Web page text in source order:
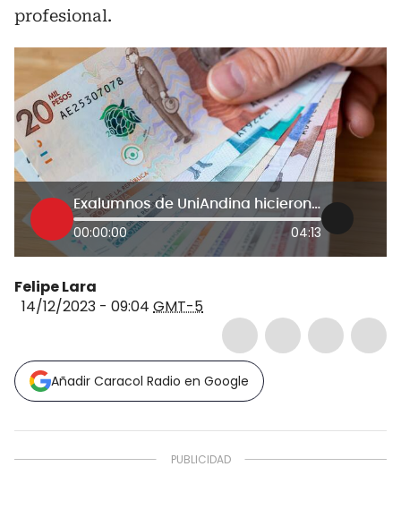
profesional.
Exalumnos de UniAndina hicieron millonaria donación a Vamos Pa’Lante
00:00:00 04:13
Felipe Lara
14/12/2023 - 09:04 GMT-5
Añadir Caracol Radio en Google